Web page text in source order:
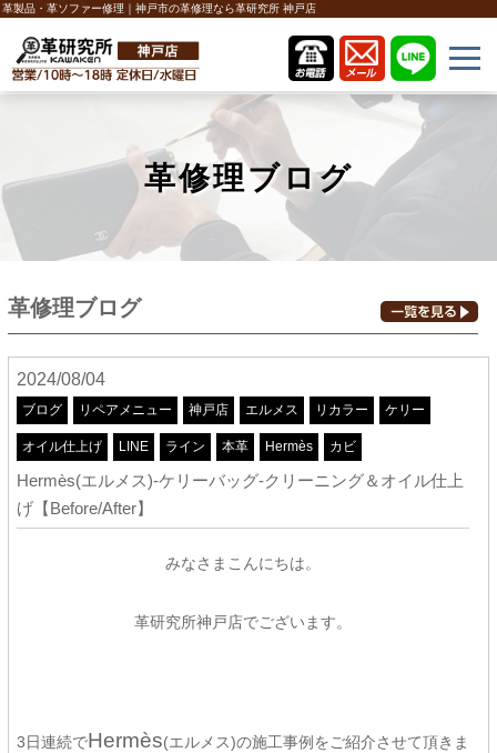
革製品・革ソファー修理｜神戸市の革修理なら革研究所 神戸店
革修理ブログ
革修理ブログ
2024/08/04
ブログ リペアメニュー 神戸店 エルメス リカラー ケリー
オイル仕上げ LINE ライン 本革 Hermès カビ
Hermès(エルメス)-ケリーバッグ-クリーニング＆オイル仕上
げ【Before/After】
みなさまこんにちは。
革研究所神戸店でございます。
3日連続でHermès(エルメス)の施工事例をご紹介させて頂きま